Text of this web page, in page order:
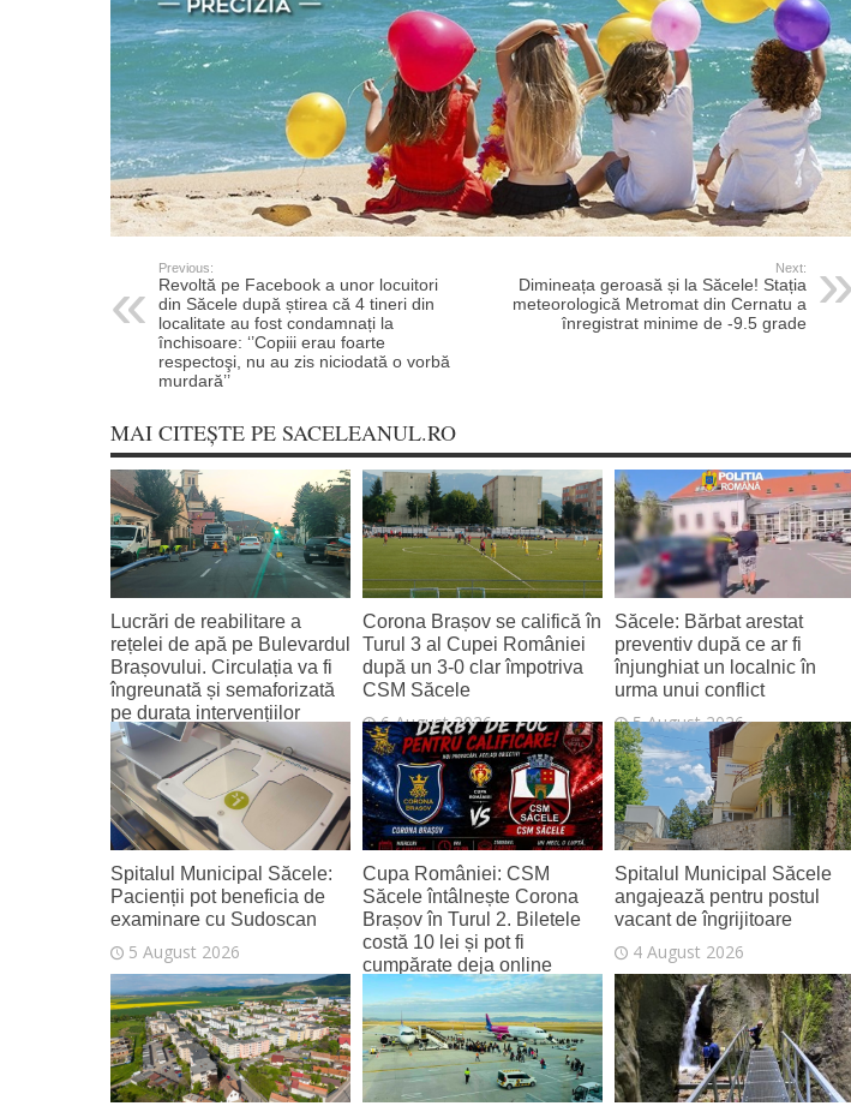
Previous:
Revoltă pe Facebook a unor locuitori
din Săcele după știrea că 4 tineri din
localitate au fost condamnați la
închisoare: ‘’Copiii erau foarte
respectoşi, nu au zis niciodată o vorbă
murdară’’
Next:
Dimineața geroasă și la Săcele! Stația
meteorologică Metromat din Cernatu a
înregistrat minime de -9.5 grade
MAI CITEȘTE PE SACELEANUL.RO
Lucrări de reabilitare a
rețelei de apă pe Bulevardul
Brașovului. Circulația va fi
îngreunată și semaforizată
pe durata intervențiilor
6 August 2026
Corona Brașov se califică în
Turul 3 al Cupei României
după un 3-0 clar împotriva
CSM Săcele
6 August 2026
Săcele: Bărbat arestat
preventiv după ce ar fi
înjunghiat un localnic în
urma unui conflict
5 August 2026
Spitalul Municipal Săcele:
Pacienții pot beneficia de
examinare cu Sudoscan
5 August 2026
Cupa României: CSM
Săcele întâlnește Corona
Brașov în Turul 2. Biletele
costă 10 lei și pot fi
cumpărate deja online
4 August 2026
Spitalul Municipal Săcele
angajează pentru postul
vacant de îngrijitoare
4 August 2026